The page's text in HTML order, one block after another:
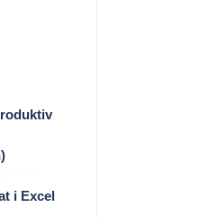
i Excel